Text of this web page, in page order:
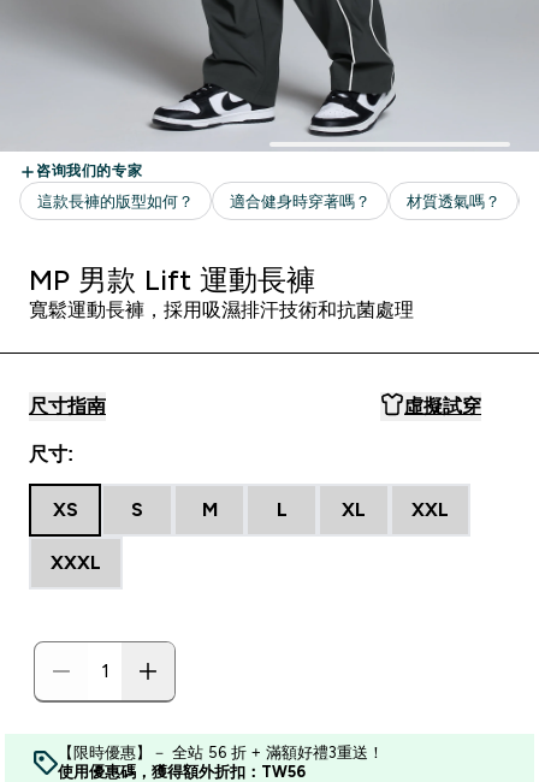
MP 男款 Lift 運動長褲
寬鬆運動長褲，採用吸濕排汗技術和抗菌處理
尺寸指南 虛擬試穿
尺寸:
XS S M L XL XXL
XXXL
【限時優惠】－ 全站 56 折 + 滿額好禮3重送！
使用優惠碼，獲得額外折扣：TW56